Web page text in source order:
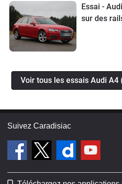
Essai -
sur des
Voir tous les essais Audi
Suivez Caradisiac